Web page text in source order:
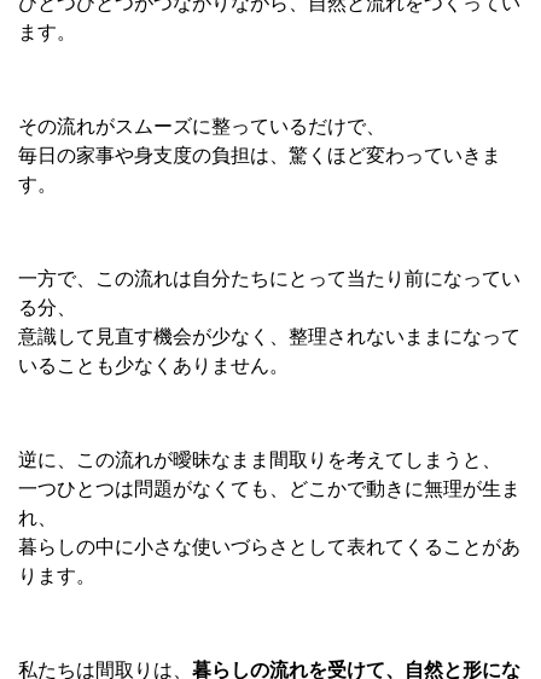
ます。
その流れがスムーズに整っているだけで、
毎日の家事や身支度の負担は、驚くほど変わっていきま
す。
一方で、この流れは自分たちにとって当たり前になってい
る分、
意識して見直す機会が少なく、整理されないままになって
いることも少なくありません。
逆に、この流れが曖昧なまま間取りを考えてしまうと、
一つひとつは問題がなくても、どこかで動きに無理が生ま
れ、
暮らしの中に小さな使いづらさとして表れてくることがあ
ります。
私たちは間取りは、 暮らしの流れを受けて、自然と形にな